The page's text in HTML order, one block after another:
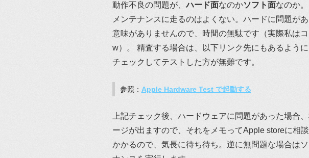
動作不良の問題が、ハード面なのかソフト面なのか
メンテナンスに走るのはよくない。ハードに問題が
意味がありませんので、時間の無駄です（実際私は
w）。 精査する場合は、以下リンク先にもあるよう
チェックしてテストした方が無難です。
参照： Apple Hardware Test で起動する
上記チェック後、ハードウェアに問題があった場合
ージが出ますので、それをメモってApple storeに相
かかるので、気長に待ち待ち。逆に無問題な場合は